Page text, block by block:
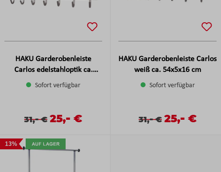
HAKU Garderobenleiste
Carlos edelstahloptik ca.
54x5x16 cm
Sofort verfügbar
Verkaufspreis:
Regulärer Preis:
31,-€ Verkaufspreis:
25,- €
HAKU Garderobenleiste Carlos
weiß ca. 54x5x16 cm
Sofort verfügbar
Verkaufspreis:
Regulärer Preis:
31,-€ 25,- €
13%